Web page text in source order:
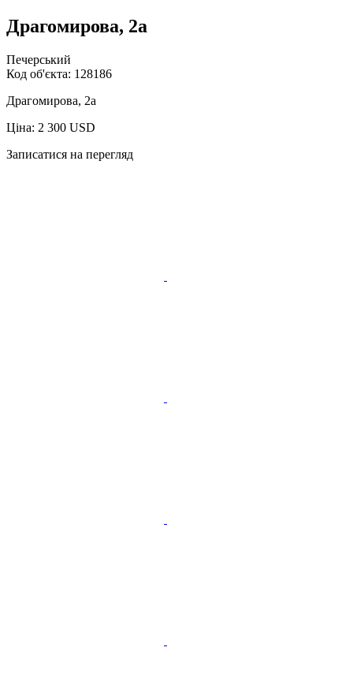
Драгомирова, 2а
Печерський
Код об'єкта: 128186
Драгомирова, 2а
Ціна: 2 300 USD
Записатися на перегляд